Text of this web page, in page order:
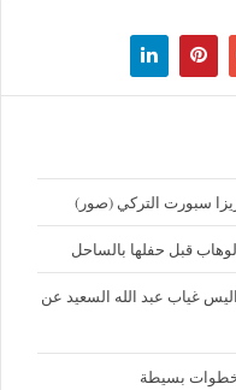
ريزا سبورت التركي (صور)
قبل حفلها بالساحل
غياب عبد الله السعيد عن
خطوات بسيطة